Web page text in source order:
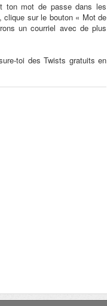
ton mot de passe dans les
sur le bouton « Mot de
un courriel avec de plus
toi des Twists gratuits en